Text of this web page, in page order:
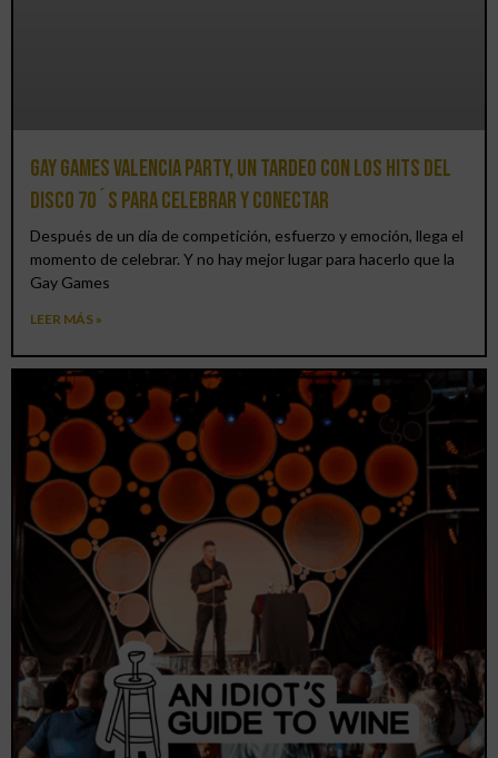
Gay Games Valencia Party, un tardeo con los hits del
DISCO 70´S para celebrar y conectar
Después de un día de competición, esfuerzo y emoción, llega el
momento de celebrar. Y no hay mejor lugar para hacerlo que la
Gay Games
LEER MÁS »